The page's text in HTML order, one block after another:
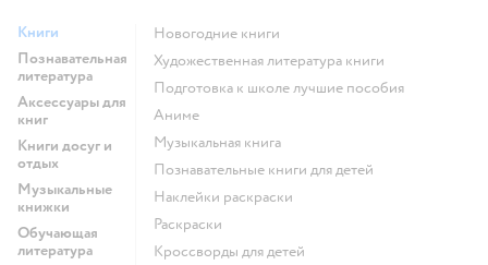
Книги
Познавательная
литература
Аксессуары для
книг
Книги досуг и
отдых
Музыкальные
книжки
Обучающая
литература
новогодние книги
художественная литература книги
подготовка к школе лучшие пособия
Аниме
музыкальная книга
познавательные книги для детей
наклейки раскраски
раскраски
кроссворды для детей